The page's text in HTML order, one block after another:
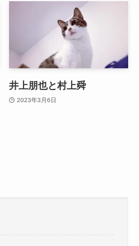
井上朋也と村上舜
2023年3月6日